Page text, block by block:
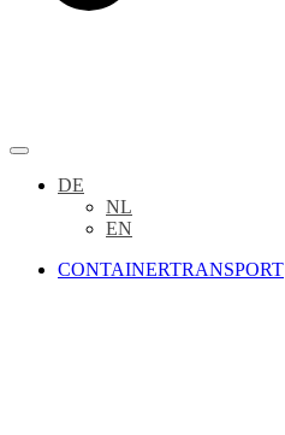
DE
NL
EN
CONTAINERTRANSPORT